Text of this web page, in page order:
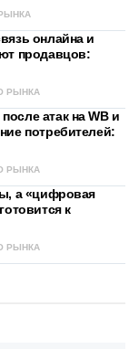
онлайна и
продавцов:
РЫНКА
атак на WB и
потребителей:
РЫНКА
а «цифровая
к
РЫНКА